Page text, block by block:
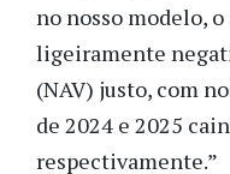
no nosso modelo,
ligeiramente
(NAV) justo, com
de 2024 e 2025
respectivamente.”